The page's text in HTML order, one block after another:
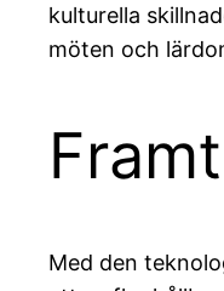
kulturella
möten och
Med den